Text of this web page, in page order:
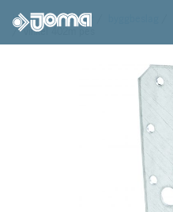
joma / produkter
/ vinkel 402m pes